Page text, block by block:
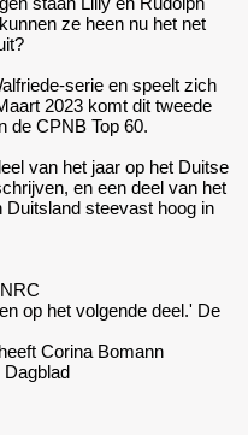
ze heen nu het net
serie en speelt zich
2023 komt dit tweede
de CPNB Top 60.
van het jaar op het Duitse
en een deel van het
Duitsland steevast hoog in
op het volgende deel.' De
Corina Bomann